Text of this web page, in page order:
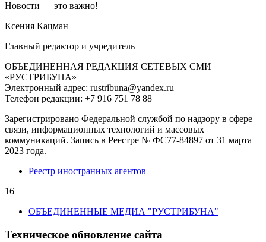
Новости — это важно!
Ксения Кацман
Главный редактор и учредитель
ОБЪЕДИНЕННАЯ РЕДАКЦИЯ СЕТЕВЫХ СМИ
«РУСТРИБУНА»
Электронный адрес: rustribuna@yandex.ru
Телефон редакции: +7 916 751 78 88
Зарегистрировано Федеральной службой по надзору в сфере
связи, информационных технологий и массовых
коммуникаций. Запись в Реестре № ФС77-84897 от 31 марта
2023 года.
Реестр иностранных агентов
16+
ОБЪЕДИНЕННЫЕ МЕДИА "РУСТРИБУНА"
Техническое обновление сайта